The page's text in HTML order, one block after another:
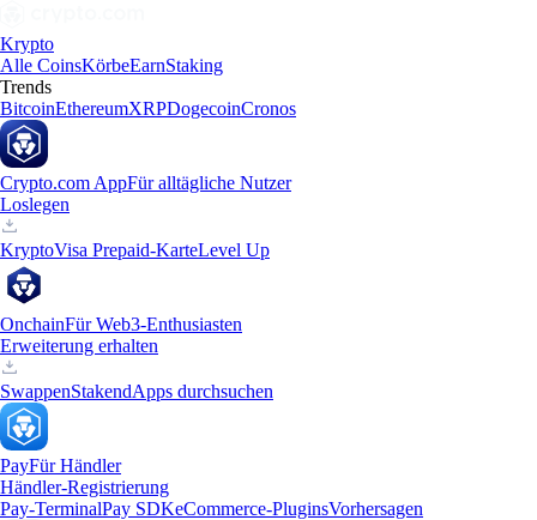
Krypto
Alle CoinsKörbeEarnStaking
Trends
BitcoinEthereumXRPDogecoinCronos
Crypto.com AppFür alltägliche Nutzer
Loslegen
KryptoVisa Prepaid-KarteLevel Up
OnchainFür Web3-Enthusiasten
Erweiterung erhalten
SwappenStakendApps durchsuchen
PayFür Händler
Händler-Registrierung
Pay-TerminalPay SDKeCommerce-PluginsVorhersagen